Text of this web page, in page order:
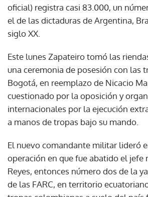
oficial) registra casi 83.000, un
el de las dictaduras de Argentina,
siglo XX.
Este lunes Zapateiro tomó las
una ceremonia de posesión con las
Bogotá, en reemplazo de Nicacio
cuestionado por la oposición y
internacionales por la ejecución
a manos de tropas bajo su mando.
El nuevo comandante militar lideró
operación en que fue abatido el jefe
Reyes, entonces número dos de la
de las FARC, en territorio